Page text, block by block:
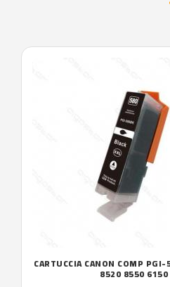
CARTUCCIA CANON COMP
8520 8550